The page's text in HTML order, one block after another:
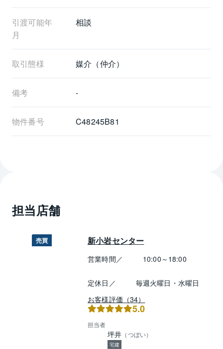
引渡可能年
月
相談
取引態様 媒介（仲介）
備考 -
物件番号 C48245B81
担当店舗
売買 新小岩センター
営業時間／ 10:00～18:00
定休日／
毎週火曜日・水曜日
お客様評価（34）
5.0
担当者
坪井 （つぼい）
宅建